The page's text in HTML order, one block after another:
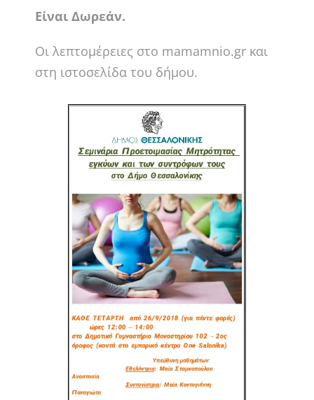
Είναι Δωρεάν.
Οι λεπτομέρειες στο mamamnio.gr και
στη ιστοσελίδα του δήμου.